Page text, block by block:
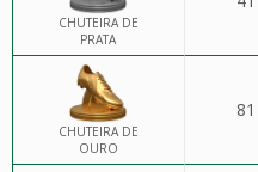
CHUTEIRA DE
PRATA
CHUTEIRA DE
OURO